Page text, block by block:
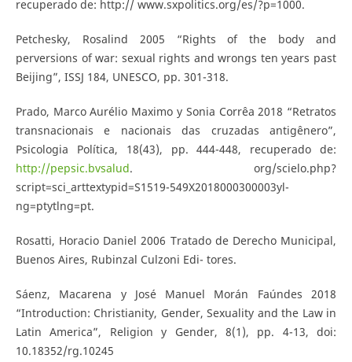
recuperado de: http:// www.sxpolitics.org/es/?p=1000.
Petchesky, Rosalind 2005 “Rights of the body and
perversions of war: sexual rights and wrongs ten years past
Beijing”, ISSJ 184, UNESCO, pp. 301-318.
Prado, Marco Aurélio Maximo y Sonia Corrêa 2018 “Retratos
transnacionais e nacionais das cruzadas antigênero”,
Psicologia Política, 18(43), pp. 444-448, recuperado de:
http://pepsic.bvsalud. org/scielo.php?
script=sci_arttextypid=S1519-549X2018000300003yl-
ng=ptytlng=pt.
Rosatti, Horacio Daniel 2006 Tratado de Derecho Municipal,
Buenos Aires, Rubinzal Culzoni Edi- tores.
Sáenz, Macarena y José Manuel Morán Faúndes 2018
“Introduction: Christianity, Gender, Sexuality and the Law in
Latin America”, Religion y Gender, 8(1), pp. 4-13, doi:
10.18352/rg.10245